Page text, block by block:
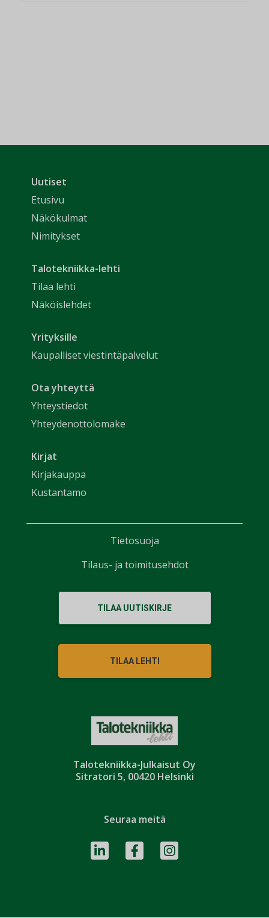
Talotekniikka-Julkaisut Oy
Sitratori 5, 00420 Helsinki
Uutiset
Etusivu
Näkökulmat
Nimitykset
Talotekniikka-lehti
Tilaa lehti
Näköislehdet
Yrityksille
Kaupalliset viestintäpalvelut
Ota yhteyttä
Yhteystiedot
Yhteydenottolomake
Kirjat
Kirjakauppa
Kustantamo
TILAA UUTISKIRJE
TILAA LEHTI
Seuraa meitä
Tietosuoja
Tilaus- ja toimitusehdot